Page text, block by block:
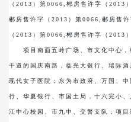
（2013）第0066,郴房售许字（2013
郴房售许字（2013）第0066,郴房售
（2013）第0066,郴房售许字（2013
项目南面五岭广场、市文化中心，
干道的国庆南路，临光大银行、瑞际
现代女子医院；东为市政府、万国、
行、华夏银行、市国土局，十六完小
江中心校园、市九中、交警支队；项